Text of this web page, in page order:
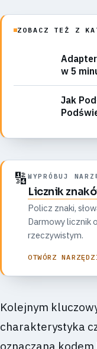
ZOBACZ TEŻ Z
w 5
Jak
🔢 WYPRÓBUJ
Licznik
Policz znaki,
Darmowy licznik
rzeczywistym.
OTWÓRZ
Kolejnym
charakterystyka